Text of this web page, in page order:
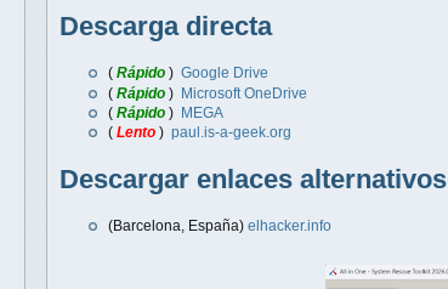
Descarga directa
( Rápido ) Google Drive
( Rápido ) Microsoft OneDrive
( Rápido ) MEGA
( Lento ) paul.is-a-geek.org
Descargar enlaces alternativos
(Barcelona, ​​España) elhacker.info